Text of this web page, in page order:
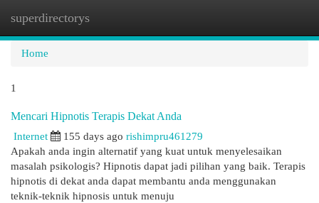
superdirectorys
Home
1
Mencari Hipnotis Terapis Dekat Anda
Internet 155 days ago rishimpru461279
Apakah anda ingin alternatif yang kuat untuk menyelesaikan
masalah psikologis? Hipnotis dapat jadi pilihan yang baik. Terapis
hipnotis di dekat anda dapat membantu anda menggunakan
teknik-teknik hipnosis untuk menuju